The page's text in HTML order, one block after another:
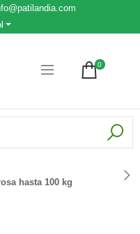
0
hasta 100 kg